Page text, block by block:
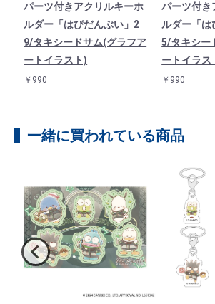
パーツ付きアクリルキーホ
ルダー「はぴだんぶい」2
9/タキシードサム(グラフア
ートイラスト)
￥990
パーツ付き
ルダー「は
5/タキシー
ートイラス
￥990
一緒に買われている商品